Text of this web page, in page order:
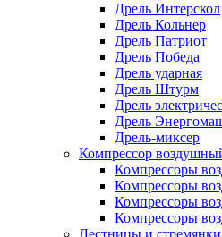
Дрель Интерскол
Дрель Кольнер
Дрель Патриот
Дрель Победа
Дрель ударная
Дрель Штурм
Дрель
Дрель
Дрель-миксер
Компрессор
Компрессоры
Компрессоры
Компрессоры
Компрессоры
Лестницы и стремянки